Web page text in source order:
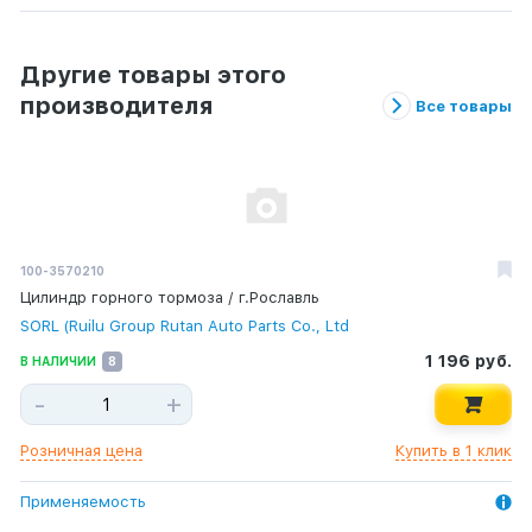
Другие товары этого
производителя
100-3570210
Цилиндр горного тормоза / г.Рославль
SORL (Ruilu Group Rutan Auto Parts Co., Ltd
В НАЛИЧИИ 8 1 196 руб.
Розничная цена Купить в 1 клик
- +
Применяемость
740.20-1307170
Ремень вентилятора 1703 Евро - 2
RUBENA (A.S.)
В НАЛИЧИИ 3304 159 руб.
Розничная цена Купить в 1 клик
- +
Применяемость
-
Подшипник подвесной
- +
Применяемость
Все товары